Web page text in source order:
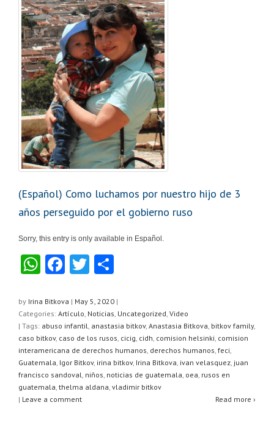
(Español) Como luchamos por nuestro hijo de 3
años perseguido por el gobierno ruso
Sorry, this entry is only available in Español.
W
at
s
A
p
p
F
c
e
b
o
o
k
T
tt
er
ar
e
by Irina Bitkova | May 5, 2020 |
Categories: Artículo, Noticias, Uncategorized, Video
| Tags: abuso infantil, anastasia bitkov, Anastasia Bitkova, bitkov family,
caso bitkov, caso de los rusos, cicig, cidh, comision helsinki, comision
interamericana de derechos humanos, derechos humanos, feci,
Guatemala, Igor Bitkov, irina bitkov, Irina Bitkova, ivan velasquez, juan
francisco sandoval, niños, noticias de guatemala, oea, rusos en
guatemala, thelma aldana, vladimir bitkov
| Leave a comment Read more ›